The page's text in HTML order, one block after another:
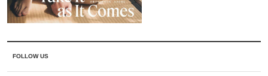
FOLLOW US